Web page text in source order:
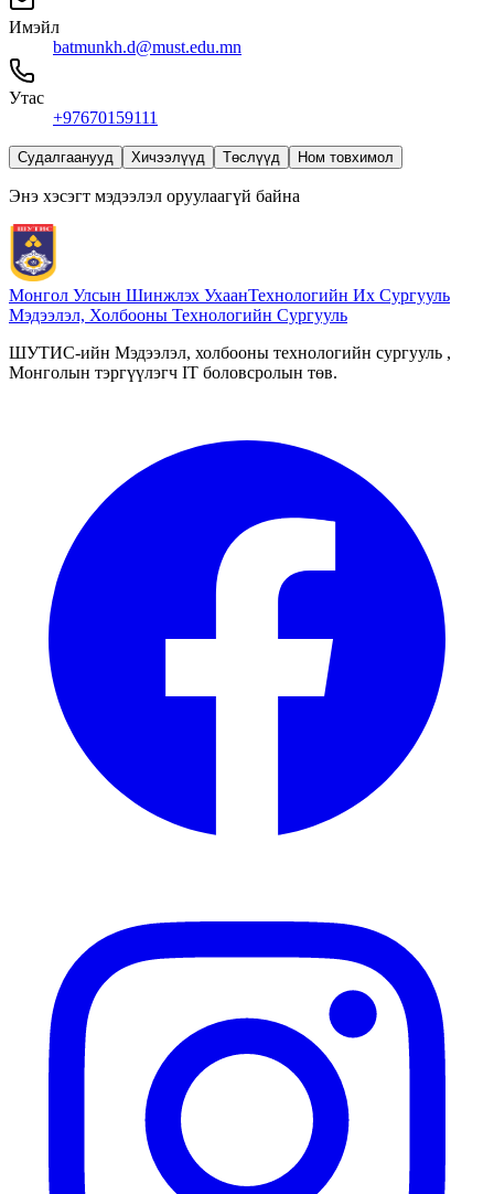
Имэйл
batmunkh.d@must.edu.mn
Утас
+97670159111
Судалгаанууд Хичээлүүд Төслүүд Ном товхимол
Энэ хэсэгт мэдээлэл оруулаагүй байна
Монгол Улсын Шинжлэх УхаанТехнологийн Их Сургууль
Мэдээлэл, Холбооны Технологийн Сургууль
ШУТИС-ийн Мэдээлэл, холбооны технологийн сургууль ,
Монголын тэргүүлэгч IT боловсролын төв.